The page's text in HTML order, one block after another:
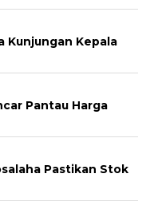
Kunjungan Kepala
Pantau Harga
Pastikan Stok